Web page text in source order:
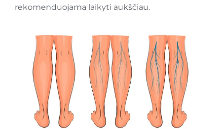
rekomenduojama laikyti aukščiau.